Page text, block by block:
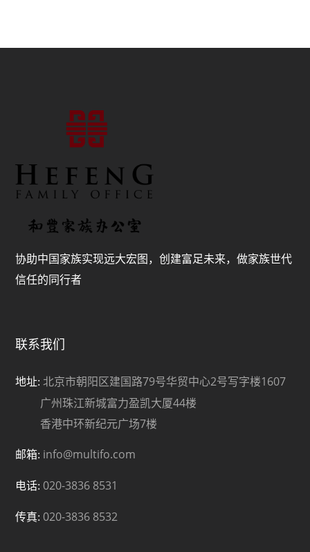
协助中国家族实现远大宏图，创建富足未来，做家族世代
信任的同行者
联系我们
地址: 北京市朝阳区建国路79号华贸中心2号写字楼1607
广州珠江新城富力盈凯大厦44楼
香港中环新纪元广场7楼
邮箱: info@multifo.com
电话: 020-3836 8531
传真: 020-3836 8532